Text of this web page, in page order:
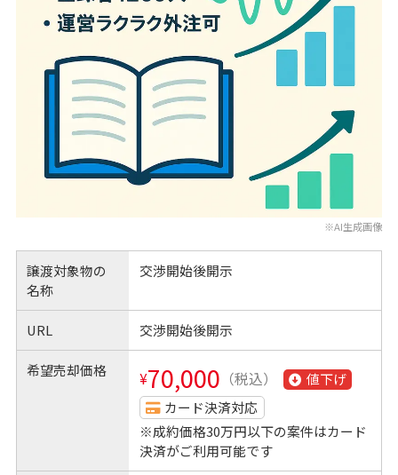
※AI生成画像
譲渡対象物の
名称
交渉開始後開示
URL 交渉開始後開示
希望売却価格 ¥70,000 （税込）
値下げ
カード決済対応
※成約価格30万円以下の案件はカード
決済がご利用可能です